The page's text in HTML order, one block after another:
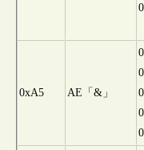
0xA5 AE「&」